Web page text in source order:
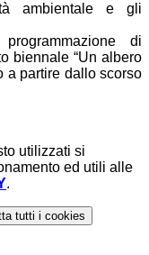
ambientale e gli
di
biennale “Un albero
a partire dallo scorso
utilizzati si
ed utili alle
.
tutti i cookies